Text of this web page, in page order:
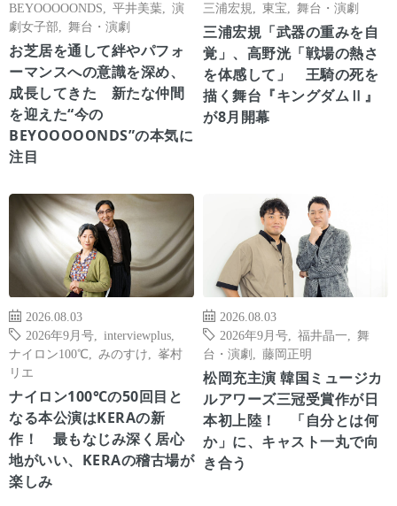
BEYOOOOONDS
平井美葉
演
劇女子部
舞台・演劇
お芝居を通して絆やパフォ
ーマンスへの意識を深め、
成長してきた 新たな仲間
を迎えた“今の
BEYOOOOONDS”の本気に
注目
三浦宏規
東宝 舞台・演劇
三浦宏規「武器の重みを自
覚」、高野洸「戦場の熱さ
を体感して」 王騎の死を
描く舞台『キングダムⅡ』
が8月開幕
2026.08.03
2026年9月号
interviewplus
ナイロン100℃
みのすけ
峯村
リエ
ナイロン100℃の50回目と
なる本公演はKERAの新
作！ 最もなじみ深く居心
地がいい、KERAの稽古場が
楽しみ
2026.08.03
2026年9月号
福井晶一
舞
台・演劇
藤岡正明
松岡充主演 韓国ミュージカ
ルアワーズ三冠受賞作が日
本初上陸！ 「自分とは何
か」に、キャスト一丸で向
き合う